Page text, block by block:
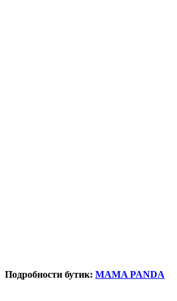
Подробности бутик: MAMA PANDA